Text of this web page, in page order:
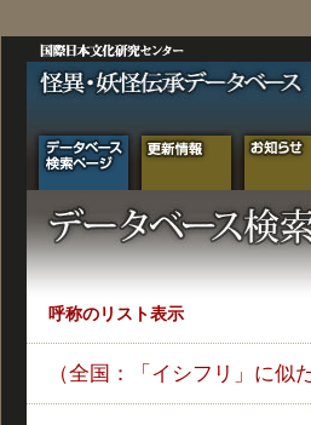
呼称のリスト表示
（全国：「イシフリ」に似